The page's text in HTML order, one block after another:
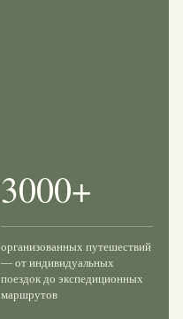
3000+
организованных путешествий
— от индивидуальных
поездок до экспедиционных
маршрутов